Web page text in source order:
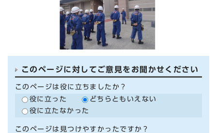
このページに対してご意見をお聞かせください
このページは役に立ちましたか？
役に立った
どちらともいえない
役に立たなかった
このページは見つけやすかったですか？